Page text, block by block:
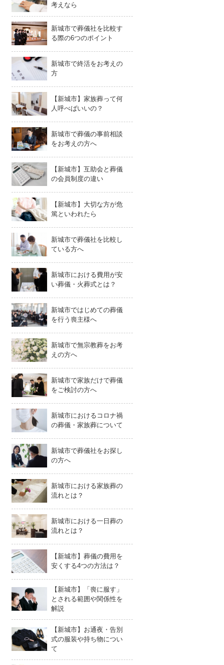
考えなら
新城市で葬儀社を比較す
る際の6つのポイント
新城市で終活をお考えの
方
【新城市】家族葬って何
人呼べばいいの？
新城市で葬儀の事前相談
をお考えの方へ
【新城市】互助会と葬儀
の会員制度の違い
【新城市】大切な方が危
篤といわれたら
新城市で葬儀社を比較し
ている方へ
新城市における費用が安
い葬儀・火葬式とは？
新城市ではじめての葬儀
を行う喪主様へ
新城市で無宗教葬をお考
えの方へ
新城市で家族だけで葬儀
をご検討の方へ
新城市におけるコロナ禍
の葬儀・家族葬について
新城市で葬儀社をお探し
の方へ
新城市における家族葬の
流れとは？
新城市における一日葬の
流れとは？
【新城市】葬儀の費用を
安くする4つの方法は？
【新城市】「喪に服す」
とされる範囲や関係性を
解説
【新城市】お通夜・告別
式の服装や持ち物につい
て